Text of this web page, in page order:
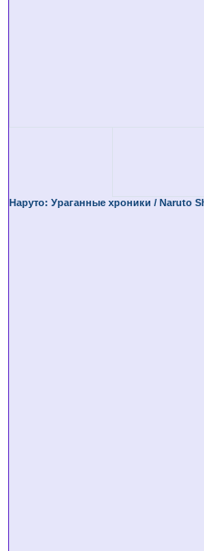
Наруто: Ураганные хроники / Naruto